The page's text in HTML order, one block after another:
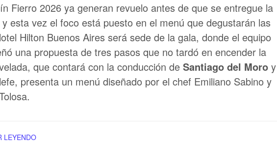
Fierro 2026 ya generan revuelo antes de que se entregue la
esta vez el foco está puesto en el menú que degustarán las
Hilton Buenos Aires será sede de la gala, donde el equipo
una propuesta de tres pasos que no tardó en encender la
que contará con la conducción de Santiago del Moro y
presenta un menú diseñado por el chef Emiliano Sabino y
LEYENDO